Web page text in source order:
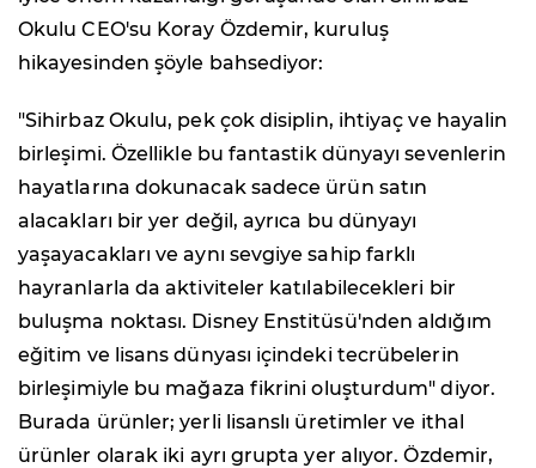
Okulu CEO'su Koray Özdemir, kuruluş
hikayesinden şöyle bahsediyor:
"Sihirbaz Okulu, pek çok disiplin, ihtiyaç ve hayalin
birleşimi. Özellikle bu fantastik dünyayı sevenlerin
hayatlarına dokunacak sadece ürün satın
alacakları bir yer değil, ayrıca bu dünyayı
yaşayacakları ve aynı sevgiye sahip farklı
hayranlarla da aktiviteler katılabilecekleri bir
buluşma noktası. Disney Enstitüsü'nden aldığım
eğitim ve lisans dünyası içindeki tecrübelerin
birleşimiyle bu mağaza fikrini oluşturdum" diyor.
Burada ürünler; yerli lisanslı üretimler ve ithal
ürünler olarak iki ayrı grupta yer alıyor. Özdemir,